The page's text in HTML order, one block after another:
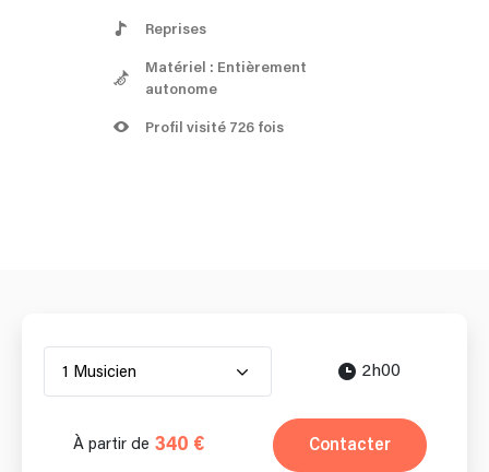
Reprises
Matériel : Entièrement
autonome
Profil visité 726 fois
1 Musicien 2h00
À partir de 340 € Contacter